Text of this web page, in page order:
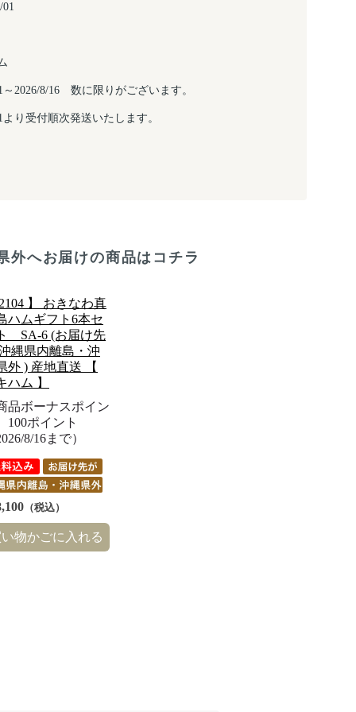
01
～2026/8/16 数に限りがございます。
より受付順次発送いたします。
外へお届けの商品はコチラ
】 おきなわ真
ハムギフト6本セ
SA-6 (お届け先
縄県内離島・沖
外 ) 産地直送 【
ハム 】
品ボーナスポイン
100ポイント
8/16まで）
（税込）
物かごに入れる